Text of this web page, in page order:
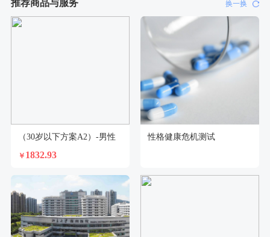
推荐商品与服务 换一换
（30岁以下方案A2）-男性
￥ 1832.93
性格健康危机测试